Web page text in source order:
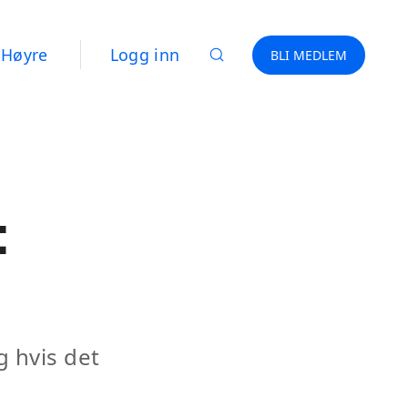
Logg inn BLI MEDLEM
hvis det